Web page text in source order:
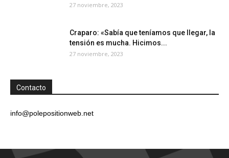
27 noviembre, 2023
Craparo: «Sabía que teníamos que llegar, la
tensión es mucha. Hicimos...
27 noviembre, 2023
Contacto
info@polepositionweb.net